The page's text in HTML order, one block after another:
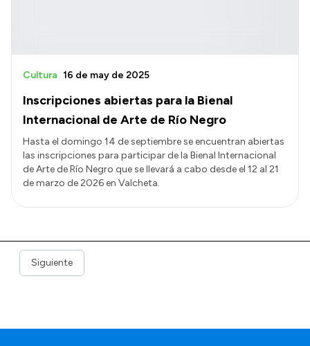
Inscripciones abiertas para la Bienal
Internacional de Arte de Río Negro
Cultura 16 de may de 2025
Hasta el domingo 14 de septiembre se encuentran abiertas
las inscripciones para participar de la Bienal Internacional
de Arte de Río Negro que se llevará a cabo desde el 12 al 21
de marzo de 2026 en Valcheta.
Siguiente